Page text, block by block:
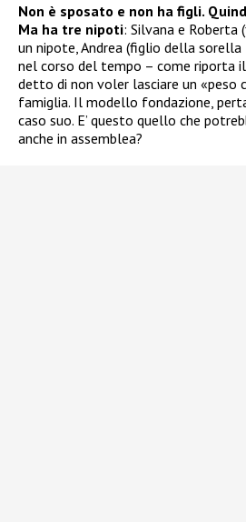
Non è sposato e non ha figli.
Ma ha tre nipoti: Silvana e
un nipote, Andrea (figlio della sorella
nel corso del tempo – come riporta il
detto di non voler lasciare un «peso
famiglia. Il modello fondazione,
caso suo. E’ questo quello che
anche in assemblea?